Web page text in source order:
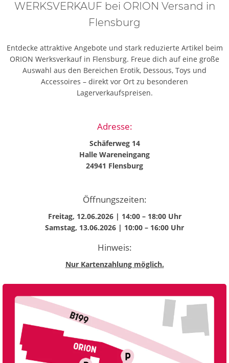
WERKSVERKAUF bei ORION Versand in
Flensburg
Entdecke attraktive Angebote und stark reduzierte Artikel beim
ORION Werksverkauf in Flensburg. Freue dich auf eine große
Auswahl aus den Bereichen Erotik, Dessous, Toys und
Accessoires – direkt vor Ort zu besonderen
Lagerverkaufspreisen.
Adresse:
Schäferweg 14
Halle Wareneingang
24941 Flensburg
Öffnungszeiten:
Freitag, 12.06.2026 | 14:00 – 18:00 Uhr
Samstag, 13.06.2026 | 10:00 – 16:00 Uhr
Hinweis:
Nur Kartenzahlung möglich.